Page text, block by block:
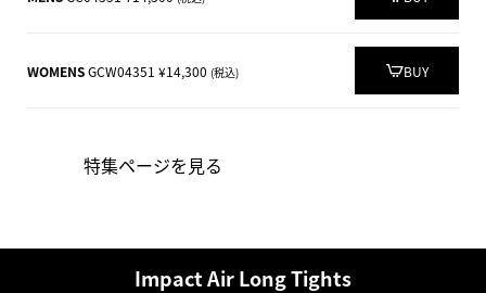
WOMENSGCW04351 ¥14,300 (税込) BUY
特集ページを見る
Impact Air Long Tights